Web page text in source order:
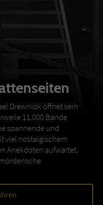
Drewniok öffnet sein
11.000 Bände
spannende und
viel nostalgischem
Anekdoten aufwartet.